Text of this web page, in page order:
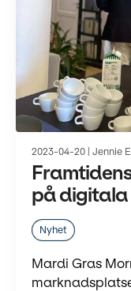
2023-04-20 | Jennie
på
Nyhet
Mardi Gras